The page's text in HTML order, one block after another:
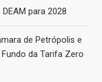
para 2028
de Petrópolis e
da Tarifa Zero